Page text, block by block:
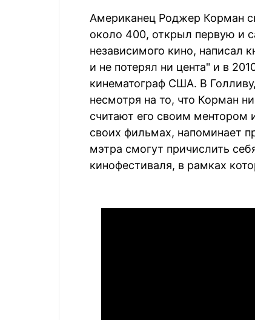
Американец Роджер Корман
около 400, открыл первую и
независимого кино, написал
и не потерял ни цента" и в
кинематограф США. В
несмотря на то, что Корман
считают его своим ментором
своих фильмах, напоминает
мэтра смогут причислить
кинофестиваля, в рамках